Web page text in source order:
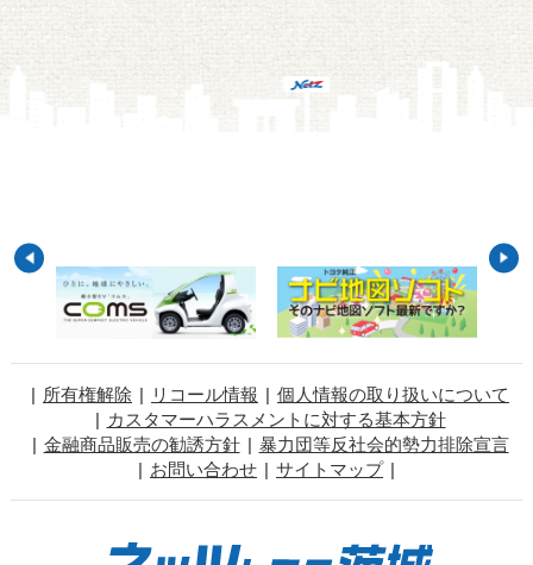
所有権解除 リコール情報
個人情報の取り扱いについて
カスタマーハラスメントに対する基本方針
金融商品販売の勧誘方針
暴力団等反社会的勢力排除宣言
お問い合わせ
サイトマップ